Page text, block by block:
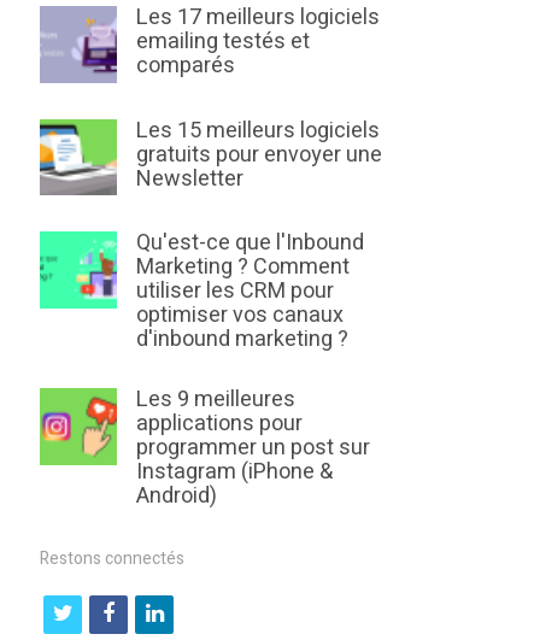
Les 17 meilleurs logiciels
emailing testés et
comparés
Les 15 meilleurs logiciels
gratuits pour envoyer une
Newsletter
Qu'est-ce que l'Inbound
Marketing ? Comment
utiliser les CRM pour
optimiser vos canaux
d'inbound marketing ?
Les 9 meilleures
applications pour
programmer un post sur
Instagram (iPhone &
Android)
Restons connectés
t
f
l